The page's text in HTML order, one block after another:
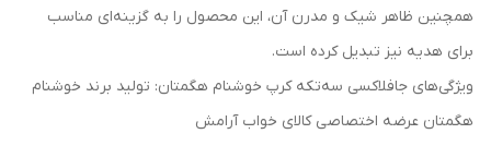
همچنین ظاهر شیک و مدرن آن، این محصول را به گزینه‌ای مناسب
برای هدیه نیز تبدیل کرده است.
ویژگی‌های جافلاکسی سه‌تکه کرپ خوشنام هگمتان: تولید برند خوشنام
هگمتان عرضه اختصاصی کالای خواب آرامش